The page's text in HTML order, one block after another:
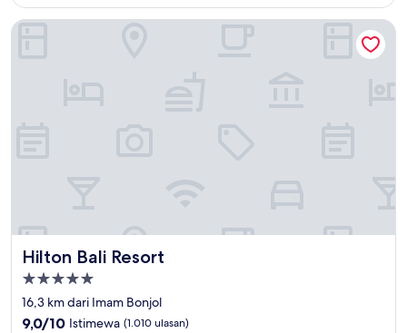
ulasan)
Hilton Bali Resort
Hilton Bali Resort
Properti
bintang
5.0
16,3 km dari Imam Bonjol
9.0
9,0/10 Istimewa (1.010 ulasan)
Hilton Bali Resort